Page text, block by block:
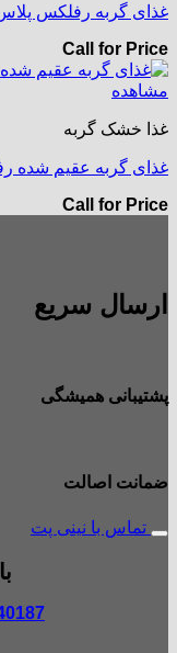
غذای گربه رفلکس پلاس با
Call for Price
مشاهده
غذا خشک گربه
غذای گربه عقیم شده رفلکس
Call for Price
ارسال سریع
پشتیبانی همیشگی
ضمانت اصالت
تماس با نینی پت